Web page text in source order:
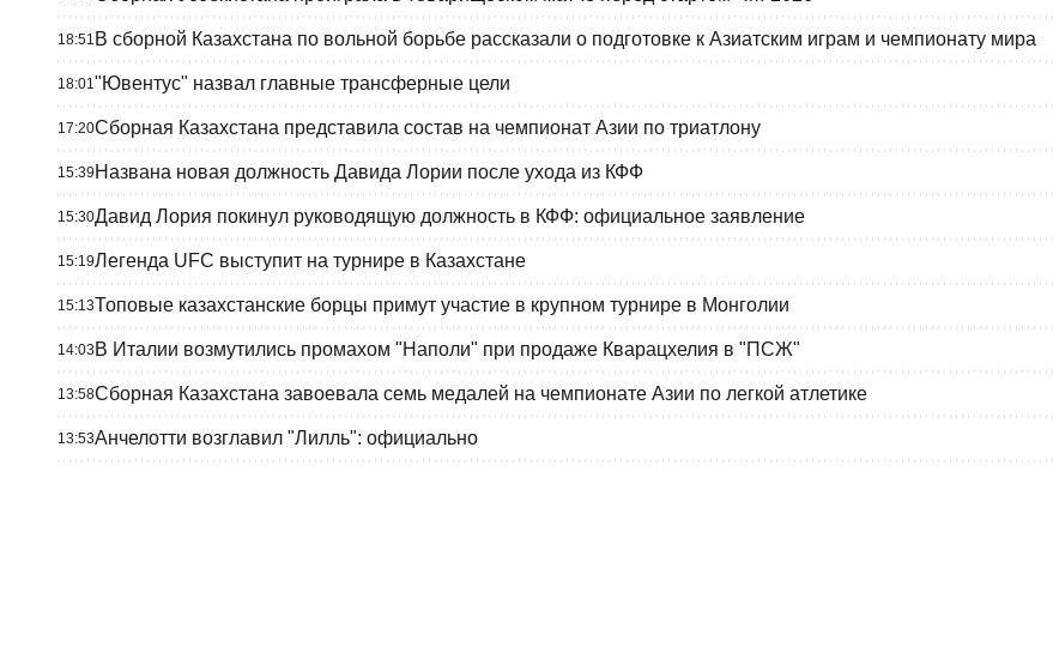
18:51 В сборной Казахстана по вольной борьбе рассказали о подготовке к Азиатским играм и чемпионату мира
18:01"Ювентус" назвал главные трансферные цели
17:20Сборная Казахстана представила состав на чемпионат Азии по триатлону
15:39 Названа новая должность Давида Лории после ухода из КФФ
15:30Давид Лория покинул руководящую должность в КФФ: официальное заявление
15:19Легенда UFC выступит на турнире в Казахстане
15:13Топовые казахстанские борцы примут участие в крупном турнире в Монголии
14:03 В Италии возмутились промахом "Наполи" при продаже Кварацхелия в "ПСЖ"
13:58Сборная Казахстана завоевала семь медалей на чемпионате Азии по легкой атлетике
13:53Анчелотти возглавил "Лилль": официально